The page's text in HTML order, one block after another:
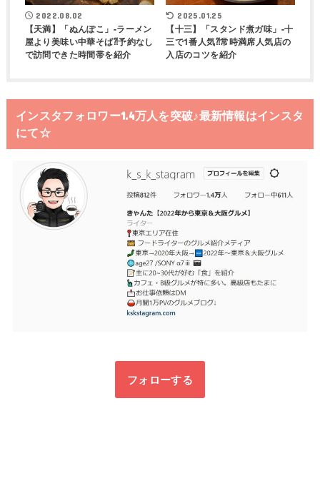
2022.08.02
【天満】「ぬんぽこ」-ラーメン
屋より美味い中華そば⁈予約なし
で訪問できた時間帯を紹介
2025.01.25
【十三】「スタンド煮ガ味」-十
三で1番人気⁈常時満席人気店の
入店のコツを紹介
インスタフォロワー1.4万人を突破♪最新情報はインスタ
にて☆
フォローする